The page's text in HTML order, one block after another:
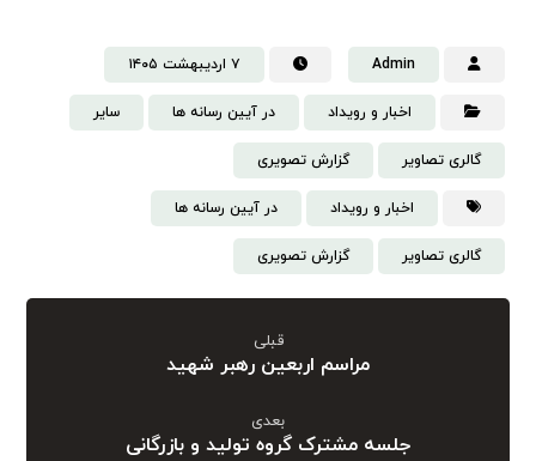
Admin ۷ اردیبهشت ۱۴۰۵
اخبار و رویداد در آیین رسانه ها سایر
گالری تصاویر گزارش تصویری
اخبار و رویداد در آیین رسانه ها
گالری تصاویر گزارش تصویری
قبلی
مراسم اربعین رهبر شهید
بعدی
جلسه مشترک گروه تولید و بازرگانی